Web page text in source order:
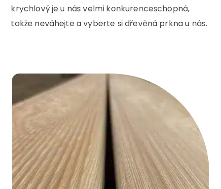
krychlový je u nás velmi konkurenceschopná,
takže neváhejte a vyberte si dřevěná prkna u nás.